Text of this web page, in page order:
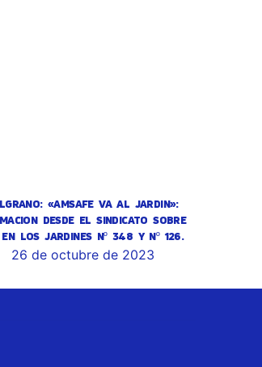
«AMSAFE VA AL JARDIN»:
DESDE EL SINDICATO SOBRE
LOS JARDINES Nº 348 Y Nº 126.
26 de octubre de 2023